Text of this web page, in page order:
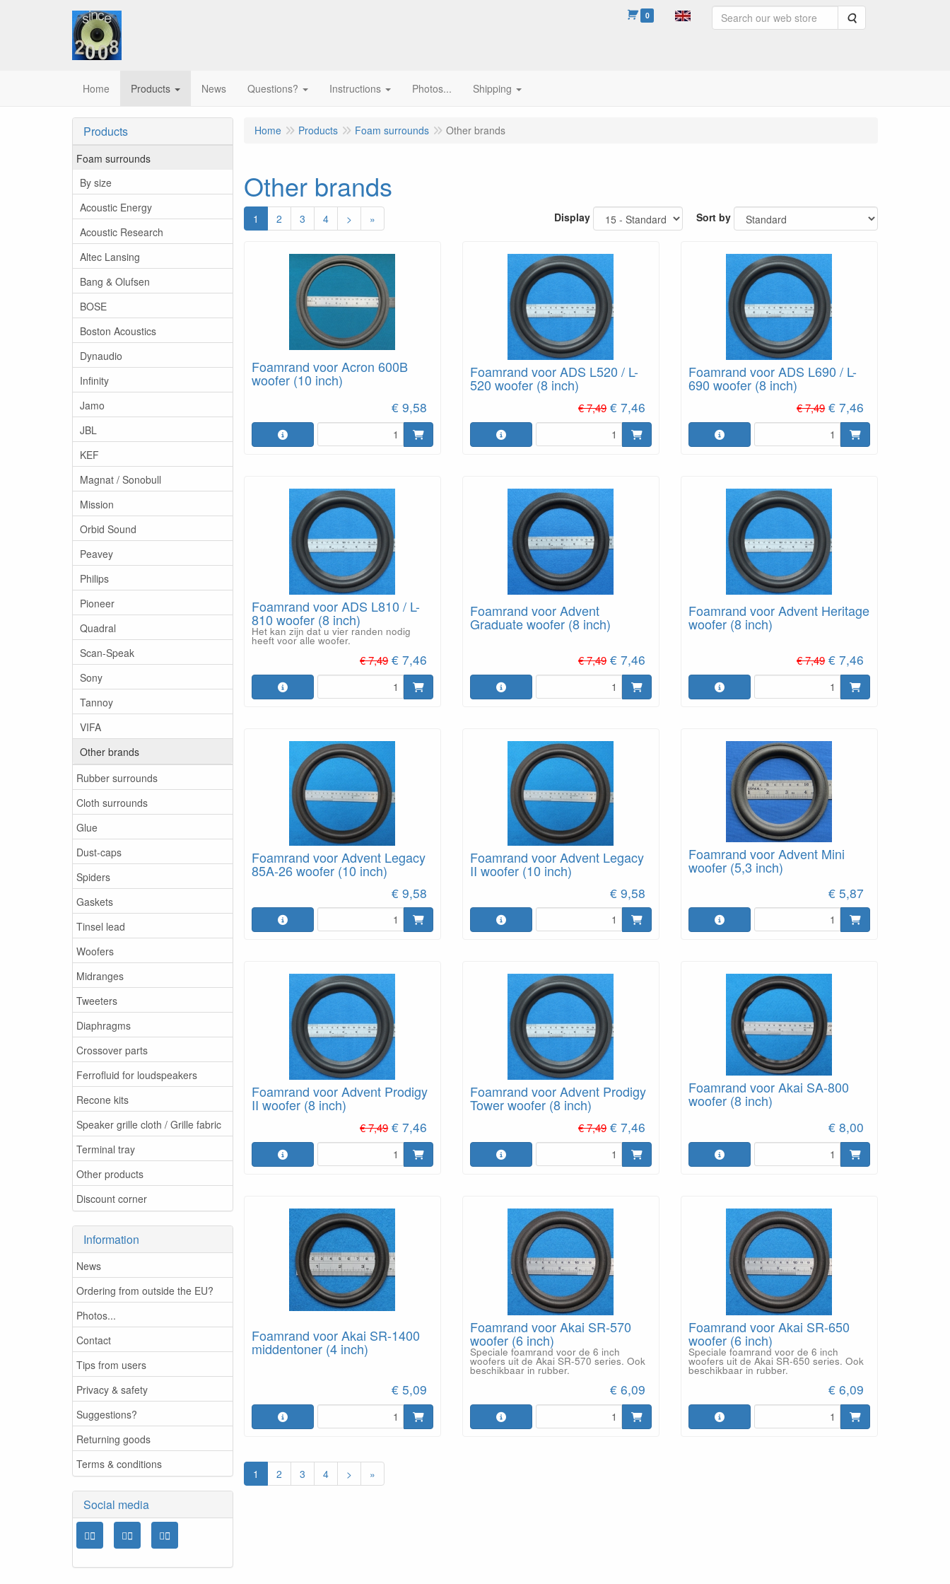
0 Search
Home Products News Questions? Instructions Photos... Shipping
Products
Foam surrounds
By size
Acoustic Energy
Acoustic Research
Altec Lansing
Bang & Olufsen
BOSE
Boston Acoustics
Dynaudio
Infinity
Jamo
JBL
KEF
Magnat / Sonobull
Mission
Orbid Sound
Peavey
Philips
Pioneer
Quadral
Scan-Speak
Sony
Tannoy
VIFA
Other brands
Rubber surrounds
Cloth surrounds
Glue
Dust-caps
Spiders
Gaskets
Tinsel lead
Woofers
Midranges
Tweeters
Diaphragms
Crossover parts
Ferrofluid for loudspeakers
Recone kits
Speaker grille cloth / Grille fabric
Terminal tray
Other products
Discount corner
Information
News
Ordering from outside the EU?
Photos...
Contact
Tips from users
Privacy & safety
Suggestions?
Returning goods
Terms & conditions
Social media
Home Products Foam surrounds Other brands
Other brands
1 2 3 4 > » Display Sort by
Foamrand voor Acron 600B
woofer (10 inch)
€ 9,58
Foamrand voor ADS L520 / L-
520 woofer (8 inch)
€ 7,49 € 7,46
Foamrand voor ADS L690 / L-
690 woofer (8 inch)
€ 7,49 € 7,46
Foamrand voor ADS L810 / L-
810 woofer (8 inch)
Het kan zijn dat u vier randen nodig
heeft voor alle woofer.
€ 7,49 € 7,46
Foamrand voor Advent
Graduate woofer (8 inch)
€ 7,49 € 7,46
Foamrand voor Advent Heritage
woofer (8 inch)
€ 7,49 € 7,46
Foamrand voor Advent Legacy
85A-26 woofer (10 inch)
€ 9,58
Foamrand voor Advent Legacy
II woofer (10 inch)
€ 9,58
Foamrand voor Advent Mini
woofer (5,3 inch)
€ 5,87
Foamrand voor Advent Prodigy
II woofer (8 inch)
€ 7,49 € 7,46
Foamrand voor Advent Prodigy
Tower woofer (8 inch)
€ 7,49 € 7,46
Foamrand voor Akai SA-800
woofer (8 inch)
€ 8,00
Foamrand voor Akai SR-1400
middentoner (4 inch)
€ 5,09
Foamrand voor Akai SR-570
woofer (6 inch)
Speciale foamrand voor de 6 inch
woofers uit de Akai SR-570 series. Ook
beschikbaar in rubber.
€ 6,09
Foamrand voor Akai SR-650
woofer (6 inch)
Speciale foamrand voor de 6 inch
woofers uit de Akai SR-650 series. Ook
beschikbaar in rubber.
€ 6,09
1 2 3 4 > »